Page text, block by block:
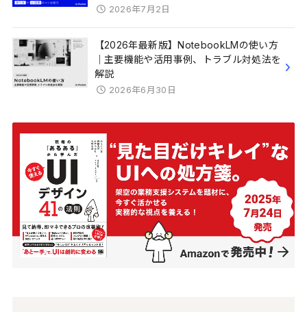
2026年7月2日
【2026年最新版】NotebookLMの使い方
｜主要機能や活用事例、トラブル対処法を
解説
2026年6月30日